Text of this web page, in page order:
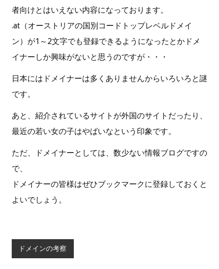
者向けとはいえない内容になっております。
.at（オーストリアの国別コードトップレベルドメイ
ン）が1～2文字でも登録できるようになったとかドメ
イナーしか興味がないと思うのですが・・・
日本にはドメイナーは多くありませんからいろいろと謎
です。
あと、紹介されているサイトが外国のサイトだったり、
最近の若い女の子はやばいなという印象です。
ただ、ドメイナーとしては、数少ない情報ブログですの
で、
ドメイナーの皆様はぜひブックマークに登録しておくと
よいでしょう。
ドメインの考察